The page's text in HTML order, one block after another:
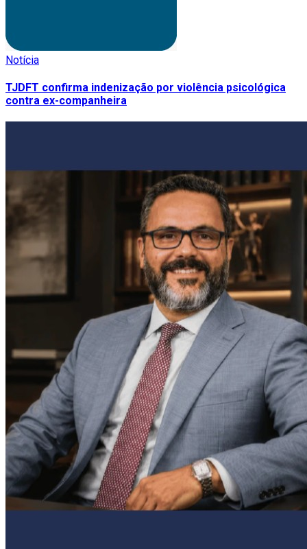
Notícia
TJDFT confirma indenização por violência psicológica
contra ex-companheira